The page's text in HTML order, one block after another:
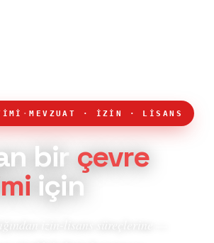
·MEVZUAT · İZİN · LİSANS
bir çevre
için